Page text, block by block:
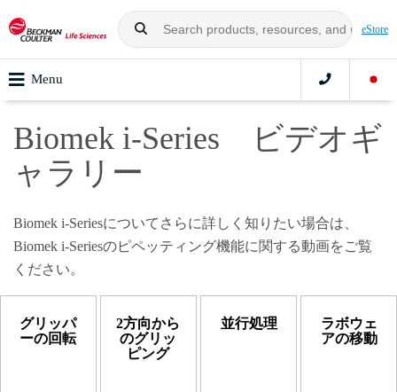
eStore
Menu
Biomek i-Series ビデオギ
ャラリー
Biomek i-Seriesについてさらに詳しく知りたい場合は、
Biomek i-Seriesのピペッティング機能に関する動画をご覧
ください。
グリッパ
ーの回転
2方向から
のグリッ
ピング
並行処理
ラボウェ
アの移動